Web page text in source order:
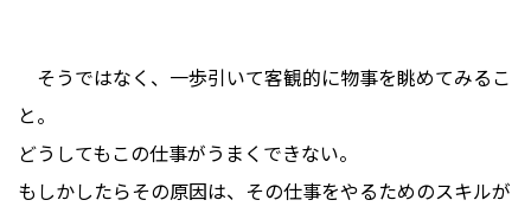
そうではなく、一歩引いて客観的に物事を眺めてみるこ
と。
どうしてもこの仕事がうまくできない。
もしかしたらその原因は、その仕事をやるためのスキルが